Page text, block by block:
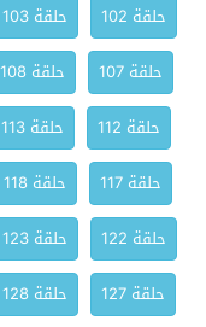
حلقة 102
حلقة 103
حلقة 107
حلقة 108
حلقة 112
حلقة 113
حلقة 117
حلقة 118
حلقة 122
حلقة 123
حلقة 127
حلقة 128